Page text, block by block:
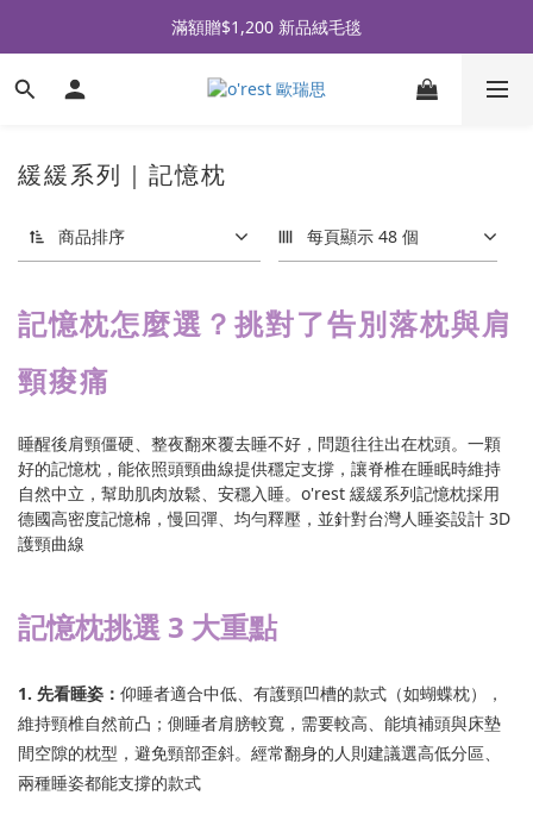
全品牌滿 $990免運｜會員買即贈〈 購物金 〉
滿額贈$1,200 新品絨毛毯
全品牌滿 $990免運｜會員買即贈〈 購物金 〉
緩緩系列｜記憶枕
商品排序 每頁顯示 48 個
記憶枕怎麼選？挑對了告別落枕與肩
頸痠痛
睡醒後肩頸僵硬、整夜翻來覆去睡不好，問題往往出在枕頭。一顆
好的記憶枕，能依照頭頸曲線提供穩定支撐，讓脊椎在睡眠時維持
自然中立，幫助肌肉放鬆、安穩入睡。o'rest 緩緩系列記憶枕採用
德國高密度記憶棉，慢回彈、均勻釋壓，並針對台灣人睡姿設計 3D
護頸曲線
記憶枕挑選 3 大重點
1. 先看睡姿： 仰睡者適合中低、有護頸凹槽的款式（如蝴蝶枕），
維持頸椎自然前凸；側睡者肩膀較寬，需要較高、能填補頭與床墊
間空隙的枕型，避免頸部歪斜。經常翻身的人則建議選高低分區、
兩種睡姿都能支撐的款式